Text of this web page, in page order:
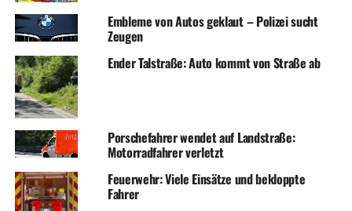
Beide Fahrzeugen wurden bei dem Unfall massiv
beschädigt und waren nicht mehr fahrbereit. Es entstand
ein Sachschaden von schätzungsweise 60.000EUR.
Symbolfoto / Archiv
Embleme von Autos geklaut – Polizei sucht
Zeugen
Ender Talstraße: Auto kommt von Straße ab
Porschefahrer wendet auf Landstraße:
Motorradfahrer verletzt
Feuerwehr: Viele Einsätze und bekloppte
Fahrer